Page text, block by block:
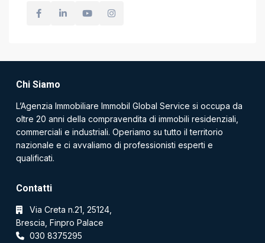
Chi Siamo
L’Agenzia Immobiliare Immobil Global Service si occupa da
oltre 20 anni della compravendita di immobili residenziali,
commerciali e industriali. Operiamo su tutto il territorio
nazionale e ci avvaliamo di professionisti esperti e
qualificati.
Contatti
Via Creta n.21, 25124,
Brescia, Finpro Palace
030 8375295